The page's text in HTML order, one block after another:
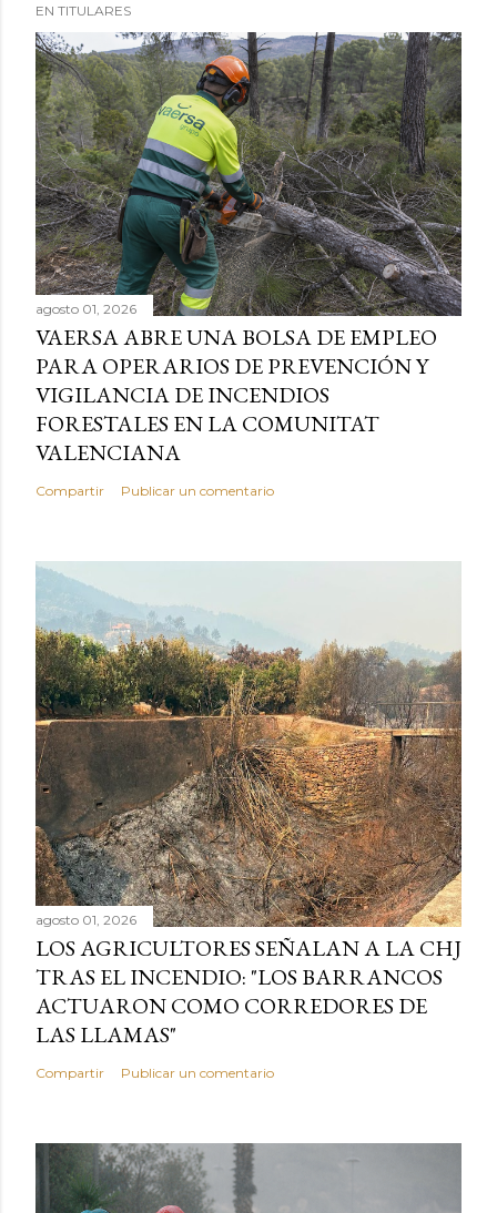
EN TITULARES
agosto 01, 2026
VAERSA ABRE UNA BOLSA DE EMPLEO
PARA OPERARIOS DE PREVENCIÓN Y
VIGILANCIA DE INCENDIOS
FORESTALES EN LA COMUNITAT
VALENCIANA
Compartir Publicar un comentario
agosto 01, 2026
LOS AGRICULTORES SEÑALAN A LA CHJ
TRAS EL INCENDIO: "LOS BARRANCOS
ACTUARON COMO CORREDORES DE
LAS LLAMAS"
Compartir Publicar un comentario